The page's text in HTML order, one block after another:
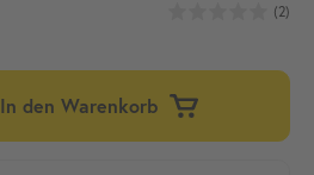
(2)
In den Warenkorb